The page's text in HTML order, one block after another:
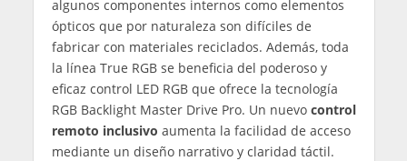
algunos componentes internos como elementos
ópticos que por naturaleza son difíciles de
fabricar con materiales reciclados. Además, toda
la línea True RGB se beneficia del poderoso y
eficaz control LED RGB que ofrece la tecnología
RGB Backlight Master Drive Pro. Un nuevo control
remoto inclusivo aumenta la facilidad de acceso
mediante un diseño narrativo y claridad táctil.